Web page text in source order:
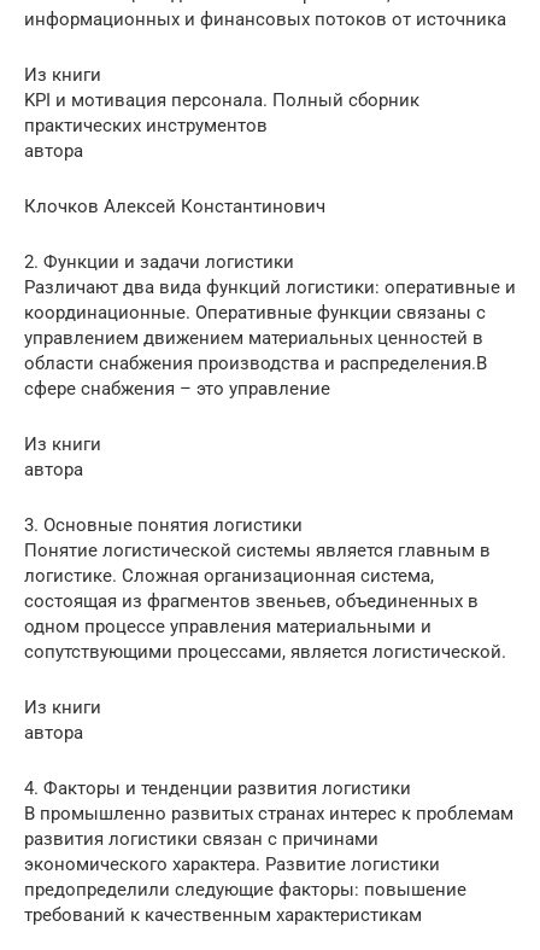
информационных и финансовых потоков от источника
Из книги
KPI и мотивация персонала. Полный сборник
практических инструментов
автора
Клочков Алексей Константинович
2. Функции и задачи логистики
Различают два вида функций логистики: оперативные и
координационные. Оперативные функции связаны с
управлением движением материальных ценностей в
области снабжения производства и распределения.В
сфере снабжения – это управление
Из книги
автора
3. Основные понятия логистики
Понятие логистической системы является главным в
логистике. Сложная организационная система,
состоящая из фрагментов звеньев, объединенных в
одном процессе управления материальными и
сопутствующими процессами, является логистической.
Из книги
автора
4. Факторы и тенденции развития логистики
В промышленно развитых странах интерес к проблемам
развития логистики связан с причинами
экономического характера. Развитие логистики
предопределили следующие факторы: повышение
требований к качественным характеристикам